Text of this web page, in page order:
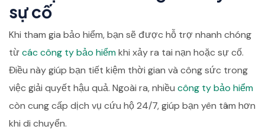
sự cố
Khi tham gia bảo hiểm, bạn sẽ được hỗ trợ nhanh chóng
từcác công ty bảo hiểmkhi xảy ra tai nạn hoặc sự cố.
Điều này giúp bạn tiết kiệm thời gian và công sức trong
việc giải quyết hậu quả. Ngoài ra, nhiều công ty bảo hiểm
còn cung cấp dịch vụ cứu hộ 24/7, giúp bạn yên tâm hơn
khi di chuyển.